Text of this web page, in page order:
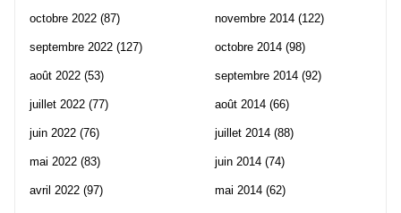
octobre 2022 (87)
septembre 2022 (127)
août 2022 (53)
juillet 2022 (77)
juin 2022 (76)
mai 2022 (83)
avril 2022 (97)
novembre 2014 (122)
octobre 2014 (98)
septembre 2014 (92)
août 2014 (66)
juillet 2014 (88)
juin 2014 (74)
mai 2014 (62)